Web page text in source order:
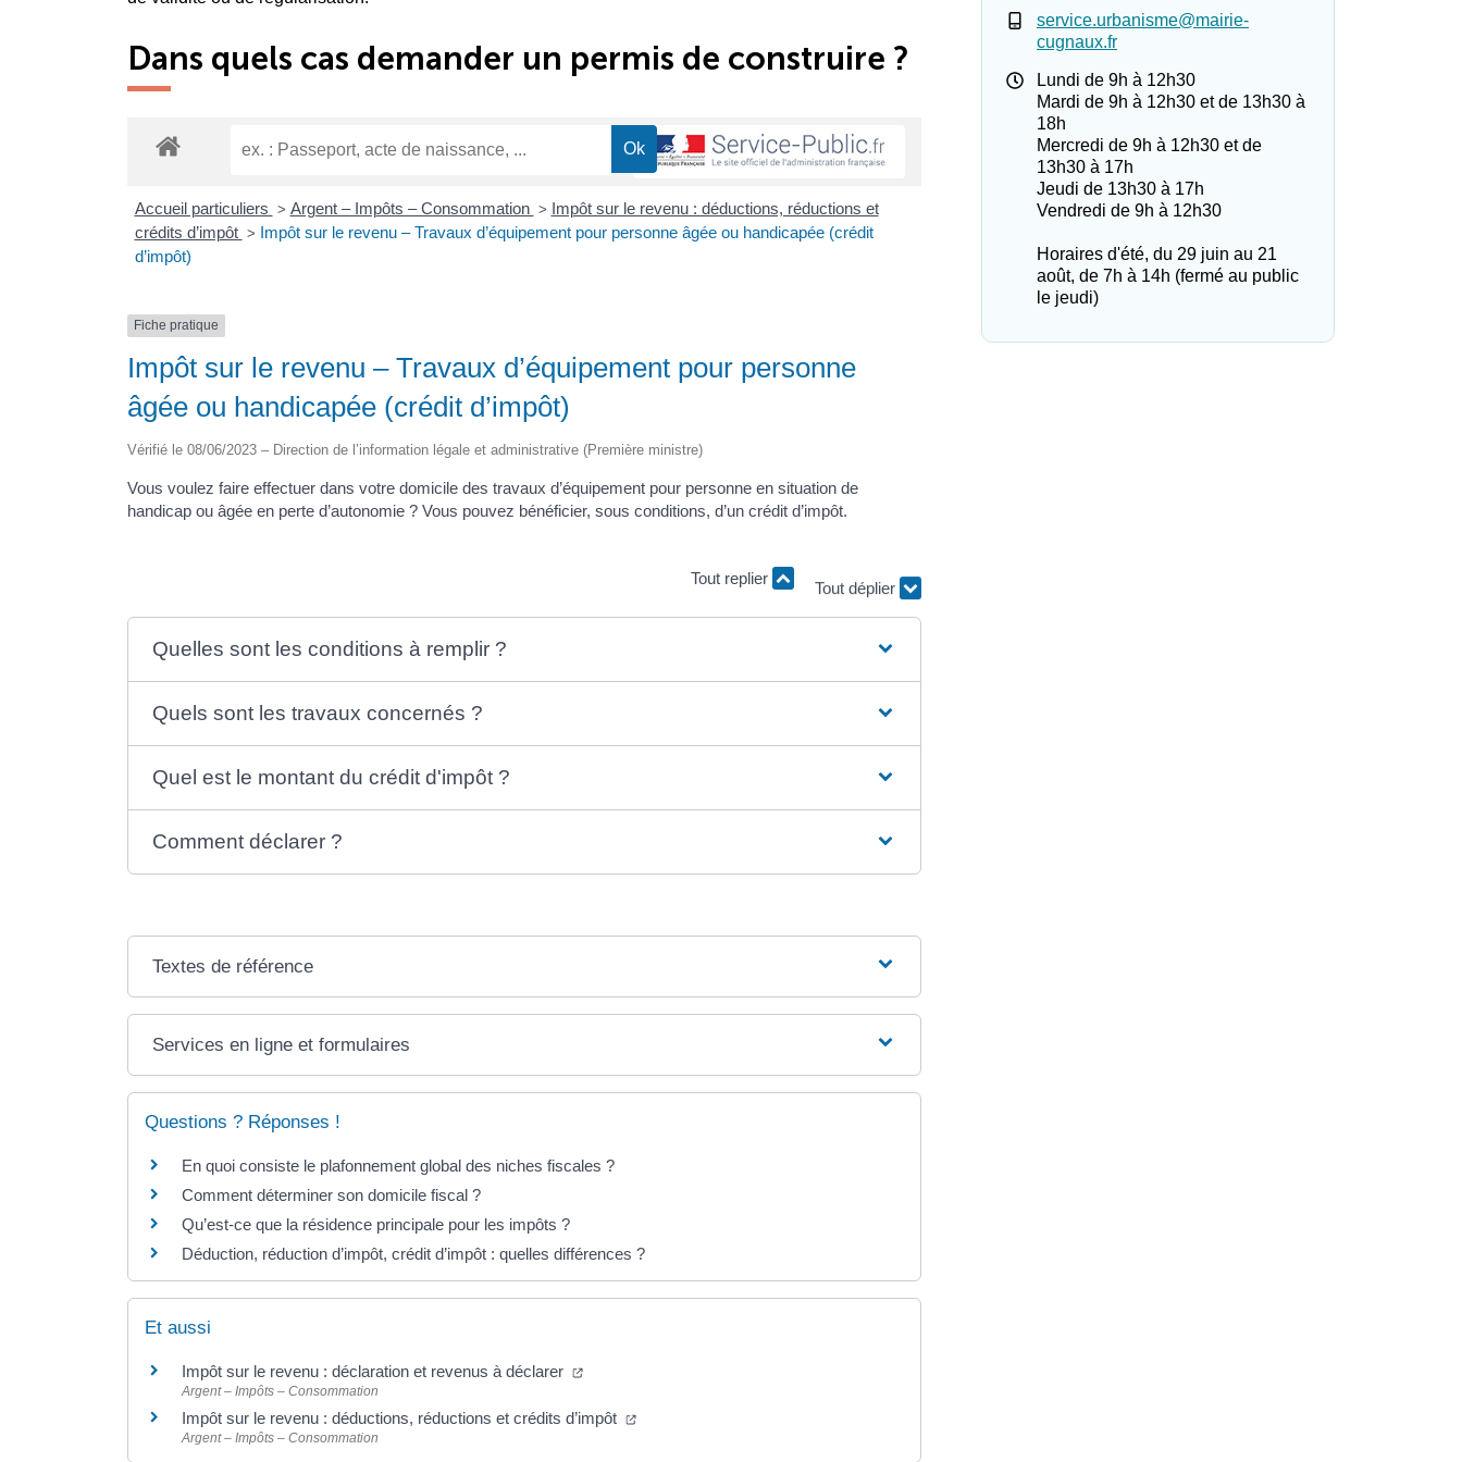
Dans quels cas demander un permis de construire ?
Accueil particuliers > Argent – Impôts – Consommation > Impôt sur le revenu : déductions, réductions et
crédits d’impôt > Impôt sur le revenu – Travaux d’équipement pour personne âgée ou handicapée (crédit
d’impôt)
Fiche pratique
Impôt sur le revenu – Travaux d’équipement pour personne
âgée ou handicapée (crédit d’impôt)
Vérifié le 08/06/2023 – Direction de l’information légale et administrative (Première ministre)
Vous voulez faire effectuer dans votre domicile des travaux d’équipement pour personne en situation de
handicap ou âgée en perte d’autonomie ? Vous pouvez bénéficier, sous conditions, d’un crédit d’impôt.
Tout replier Tout déplier
Quelles sont les conditions à remplir ?
Quels sont les travaux concernés ?
Quel est le montant du crédit d'impôt ?
Comment déclarer ?
Textes de référence
Services en ligne et formulaires
Questions ? Réponses !
En quoi consiste le plafonnement global des niches fiscales ?
Comment déterminer son domicile fiscal ?
Qu’est-ce que la résidence principale pour les impôts ?
Déduction, réduction d’impôt, crédit d’impôt : quelles différences ?
Et aussi
Impôt sur le revenu : déclaration et revenus à déclarer (ouverture dans un nouvel onglet)
Argent – Impôts – Consommation
Impôt sur le revenu : déductions, réductions et crédits d’impôt (ouverture dans un nouvel onglet)
Argent – Impôts – Consommation
service.urbanisme@mairie-
cugnaux.fr
Lundi de 9h à 12h30
Mardi de 9h à 12h30 et de 13h30 à
18h
Mercredi de 9h à 12h30 et de
13h30 à 17h
Jeudi de 13h30 à 17h
Vendredi de 9h à 12h30
Horaires d'été, du 29 juin au 21
août, de 7h à 14h (fermé au public
le jeudi)